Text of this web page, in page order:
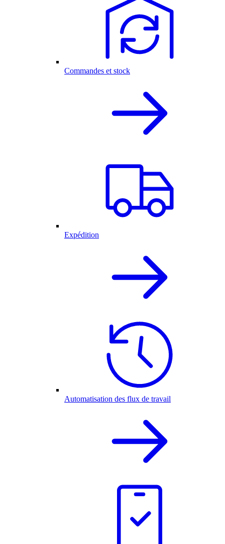
Commandes et stock
Expédition
Automatisation des flux de travail